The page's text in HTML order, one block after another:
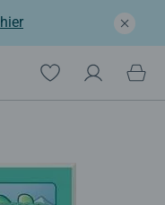
hier